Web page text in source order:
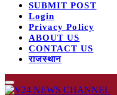
SUBMIT POST
Login
Privacy Policy
ABOUT US
CONTACT US
राजस्थान